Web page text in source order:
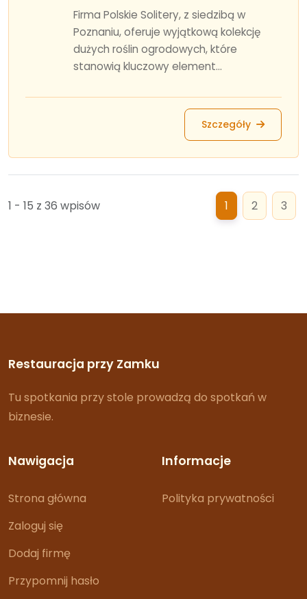
Firma Polskie Solitery, z siedzibą w
Poznaniu, oferuje wyjątkową kolekcję
dużych roślin ogrodowych, które
stanowią kluczowy element...
Szczegóły
1 - 15 z 36 wpisów 1 2 3
Restauracja przy Zamku
Tu spotkania przy stole prowadzą do spotkań w
biznesie.
Nawigacja
Strona główna
Zaloguj się
Dodaj firmę
Przypomnij hasło
Informacje
Polityka prywatności